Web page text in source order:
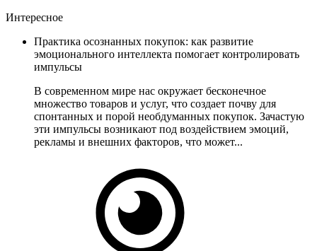
Интересное
Практика осознанных покупок: как развитие
эмоционального интеллекта помогает контролировать
импульсы
В современном мире нас окружает бесконечное
множество товаров и услуг, что создает почву для
спонтанных и порой необдуманных покупок. Зачастую
эти импульсы возникают под воздействием эмоций,
рекламы и внешних факторов, что может...